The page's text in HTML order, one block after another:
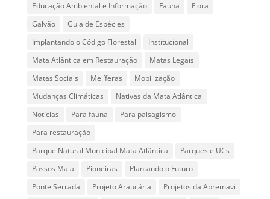
Educação Ambiental e Informação
Fauna
Flora
Galvão
Guia de Espécies
Implantando o Código Florestal
Institucional
Mata Atlântica em Restauração
Matas Legais
Matas Sociais
Melíferas
Mobilização
Mudanças Climáticas
Nativas da Mata Atlântica
Notícias
Para fauna
Para paisagismo
Para restauração
Parque Natural Municipal Mata Atlântica
Parques e UCs
Passos Maia
Pioneiras
Plantando o Futuro
Ponte Serrada
Projeto Araucária
Projetos da Apremavi